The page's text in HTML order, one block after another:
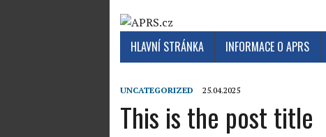
HLAVNÍ STRÁNKA INFORMACE O APRS
UNCATEGORIZED 25.04.2025
This is the post title